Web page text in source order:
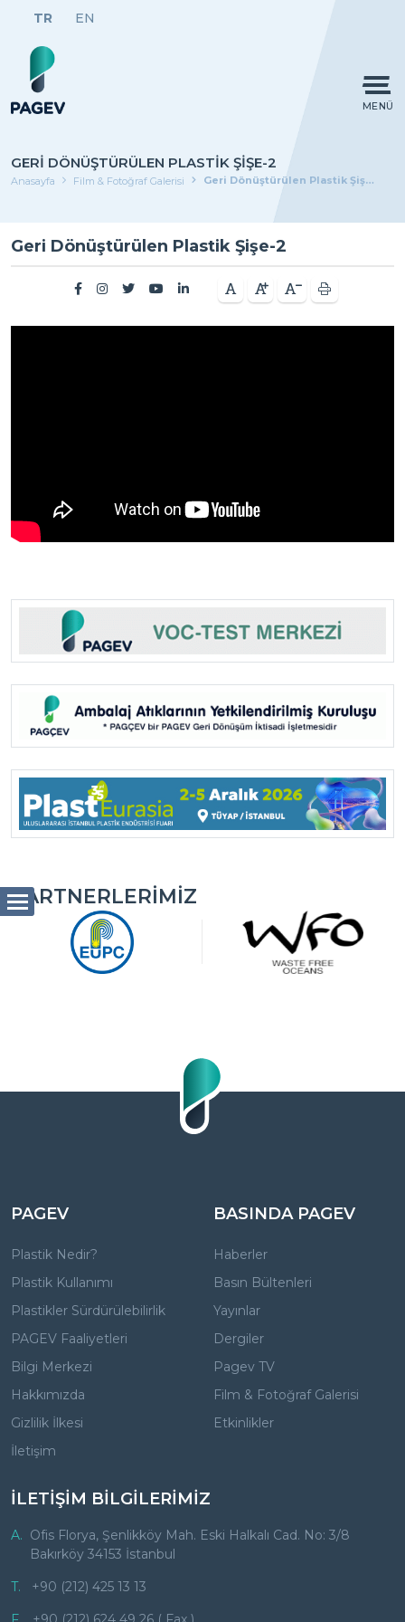
TR EN
MENÜ
GERI DÖNÜŞTÜRÜLEN PLASTIK ŞIŞE-2
Anasayfa Film & Fotoğraf Galerisi Geri Dönüştürülen Plastik Şişe-2
Geri Dönüştürülen Plastik Şişe-2
PARTNERLERIMIZ
PAGEV
Plastik Nedir?
Plastik Kullanımı
Plastikler Sürdürülebilirlik
PAGEV Faaliyetleri
Bilgi Merkezi
Hakkımızda
Gizlilik İlkesi
İletişim
BASINDA PAGEV
Haberler
Basın Bültenleri
Yayınlar
Dergiler
Pagev TV
Film & Fotoğraf Galerisi
Etkinlikler
İLETİŞİM BİLGİLERİMİZ
A. Ofis Florya, Şenlikköy Mah. Eski Halkalı Cad. No: 3/8
Bakırköy 34153 İstanbul
T.
+90 (212) 425 13 13